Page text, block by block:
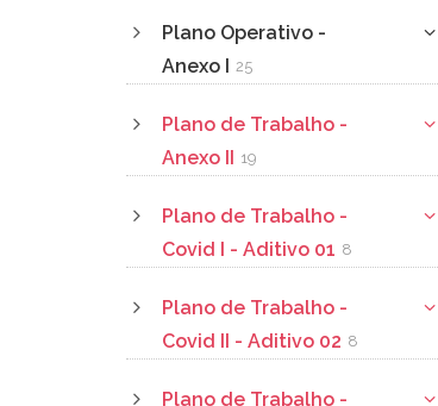
Plano Operativo -
Anexo I 25
Plano de Trabalho -
Anexo II 19
Plano de Trabalho -
Covid I - Aditivo 01 8
Plano de Trabalho -
Covid II - Aditivo 02 8
Plano de Trabalho -